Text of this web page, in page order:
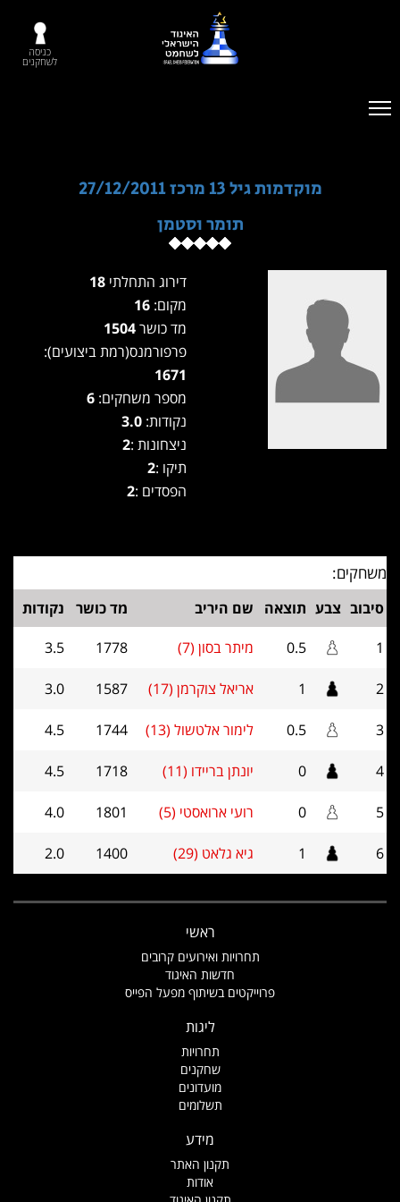
כניסה
לשחקנים
מוקדמות גיל 13 מרכז 27/12/2011
תומר וסטמן
דירוג התחלתי
מקום:
מד כושר
פרפורמנס(רמת ביצועים):
1671
מספר משחקים:
נקודות: 3.0
ניצחונות :2
תיקו :2
הפסדים :2
משחקים:
סיבוב צבע תוצאה שם היריב מד כושר
נקודות
1
0.5 מיתר בסון (7) 1778
3.5
2
1 אריאל צוקרמן (17) 1587
3.0
3
0.5 לימור אלטשול (13) 1744
4.5
4
0 יונתן בריידו (11) 1718
4.5
5
0 רועי ארואסטי (5) 1801
4.0
6
1 גיא גלאט (29) 1400
2.0
ראשי
תחרויות ואירועים קרובים
חדשות האיגוד
פרוייקטים בשיתוף מפעל הפייס
ליגות
תחרויות
שחקנים
מועדונים
תשלומים
מידע
תקנון האתר
אודות